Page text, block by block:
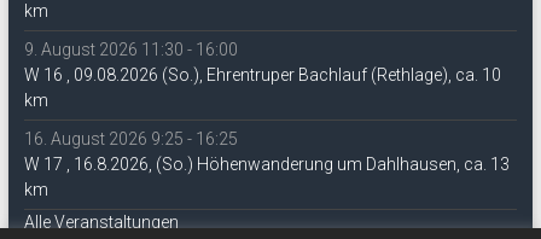
km
9. August 2026 11:30 - 16:00
W 16 , 09.08.2026 (So.), Ehrentruper Bachlauf (Rethlage), ca. 10
km
16. August 2026 9:25 - 16:25
W 17 , 16.8.2026, (So.) Höhenwanderung um Dahlhausen, ca. 13
km
Alle Veranstaltungen